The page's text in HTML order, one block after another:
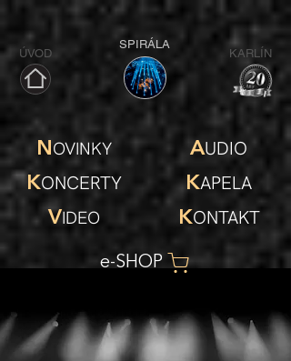
ÚVOD​
SPIRÁLA
KARLÍN
NOVINKY
KONCERTY
VIDEO
AUDIO
KAPELA
KONTAKT
e-SHOP